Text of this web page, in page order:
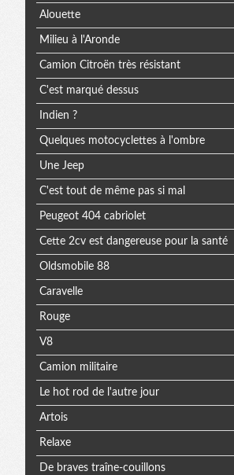
Alouette
Milieu à l'Aronde
Camion Citroën très résistant
C'est marqué dessus
Indien ?
Quelques motocyclettes à l'ombre
Une Jeep
C'est tout de même pas si mal
Peugeot 404 cabriolet
Cette 2cv est dangereuse pour la santé
Oldsmobile 88
Caravelle
Rouge
V8
Camion militaire
Le hot rod de l'autre jour
Artois
Relaxe
De braves traîne-couillons